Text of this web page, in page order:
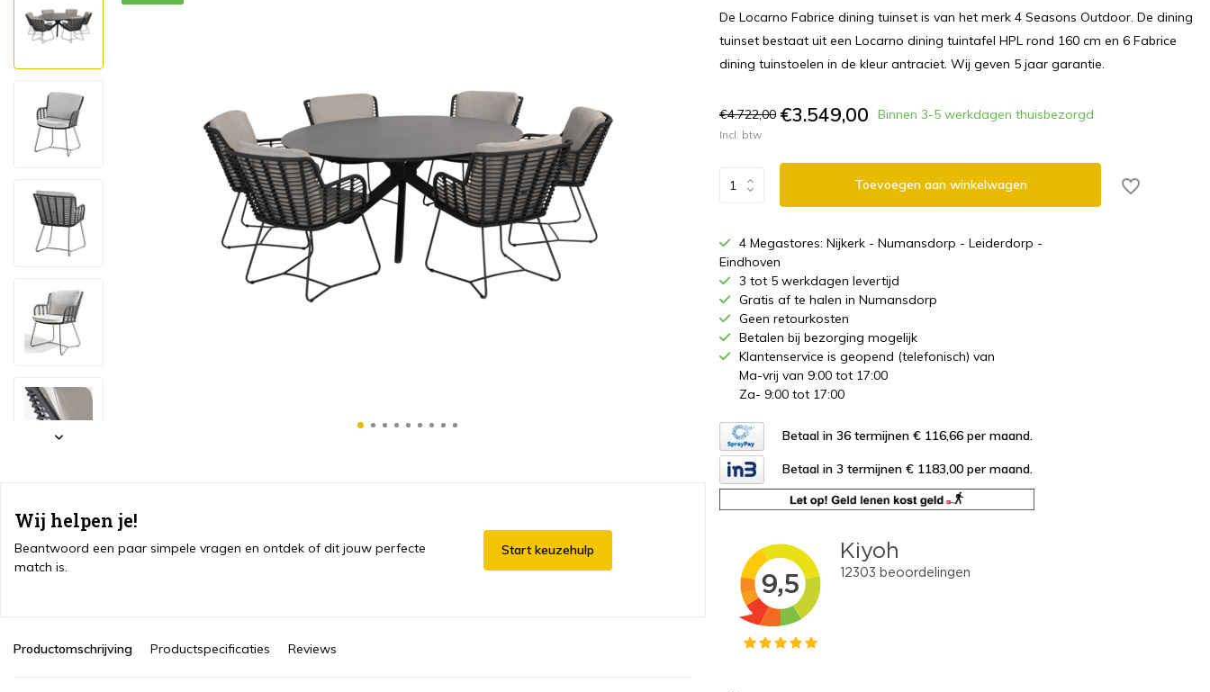
Wij helpen je!
Beantwoord een paar simpele vragen en ontdek of dit jouw perfecte
match is.
Start keuzehulp
Productomschrijving Productspecificaties Reviews
De Locarno Fabrice dining tuinset is van het merk 4 Seasons Outdoor. De dining
tuinset bestaat uit een Locarno dining tuintafel HPL rond 160 cm en 6 Fabrice
dining tuinstoelen in de kleur antraciet. Wij geven 5 jaar garantie.
€4.722,00 €3.549,00 Binnen 3-5 werkdagen thuisbezorgd
Incl. btw
Toevoegen aan winkelwagen
4 Megastores: Nijkerk - Numansdorp - Leiderdorp -
Eindhoven
3 tot 5 werkdagen levertijd
Gratis af te halen in Numansdorp
Geen retourkosten
Betalen bij bezorging mogelijk
Klantenservice is geopend (telefonisch) van
Ma-vrij van 9:00 tot 17:00
Za- 9:00 tot 17:00
Betaal in 36 termijnen € 116,66 per maand.
Betaal in 3 termijnen € 1183,00 per maand.